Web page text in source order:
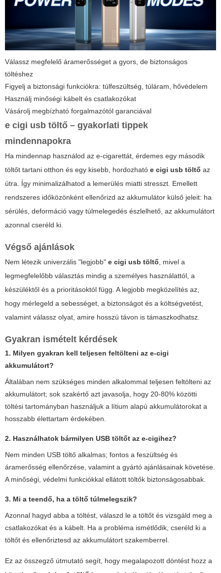
Válassz megfelelő áramerősséget a gyors, de biztonságos
töltéshez
Figyelj a biztonsági funkciókra: túlfeszültség, túláram, hővédelem
Használj minőségi kábelt és csatlakozókat
Vásárolj megbízható forgalmazótól garanciával
e cigi usb töltő – gyakorlati tippek
mindennapokra
Ha mindennap használod az e-cigarettát, érdemes egy második
töltőt tartani otthon és egy kisebb, hordozható e cigi usb töltő az
útra. Így minimalizálhatod a lemerülés miatti stresszt. Emellett
rendszeres időközönként ellenőrizd az akkumulátor külső jeleit: ha
sérülés, deformáció vagy túlmelegedés észlelhető, az akkumulátort
azonnal cseréld ki.
Végső ajánlások
Nem létezik univerzális "legjobb" e cigi usb töltő , mivel a
legmegfelelőbb választás mindig a személyes használattól, a
készüléktől és a prioritásoktól függ. A legjobb megközelítés az,
hogy mérlegeld a sebességet, a biztonságot és a költségvetést,
valamint válassz olyat, amire hosszú távon is támaszkodhatsz.
Gyakran ismételt kérdések
1. Milyen gyakran kell teljesen feltölteni az e-cigi
akkumulátort?
Általában nem szükséges minden alkalommal teljesen feltölteni az
akkumulátort; sok szakértő azt javasolja, hogy 20-80% közötti
töltési tartományban használjuk a lítium alapú akkumulátorokat a
hosszabb élettartam érdekében.
2. Használhatok bármilyen USB töltőt az e-cigihez?
Nem minden USB töltő alkalmas; fontos a feszültség és
áramerősség ellenőrzése, valamint a gyártó ajánlásainak követése.
A minőségi, védelmi funkciókkal ellátott töltők biztonságosabbak.
3. Mi a teendő, ha a töltő túlmelegszik?
Azonnal hagyd abba a töltést, válaszd le a töltőt és vizsgáld meg a
csatlakozókat és a kábelt. Ha a probléma ismétlődik, cseréld ki a
töltőt és ellenőriztesd az akkumulátort szakemberrel.
Ez az összegző útmutató segít, hogy megalapozott döntést hozz a